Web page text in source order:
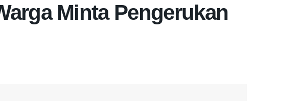
Minta Pengerukan